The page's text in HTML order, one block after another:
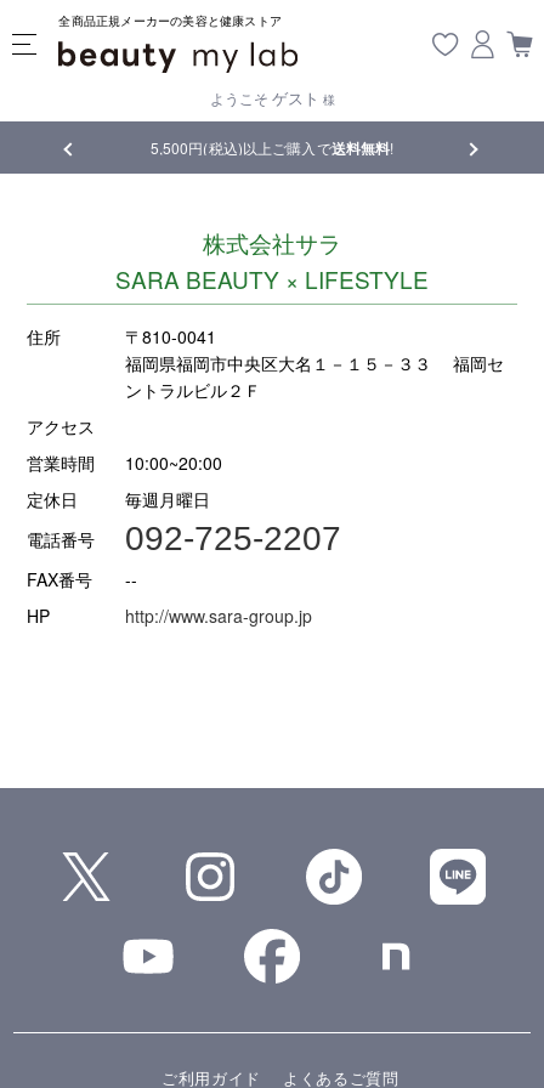
全商品正規メーカーの美容と健康ストア
ようこそ ゲスト 様
5,500円(税込)以上ご購入で 送料無料! 【重要】熊本地震
株式会社サラ
SARA BEAUTY × LIFESTYLE
住所
〒810-0041
福岡県福岡市中央区大名１－１５－３３ 福岡セ
ントラルビル２Ｆ
アクセス
営業時間
10:00~20:00
定休日
毎週月曜日
電話番号
092-725-2207
FAX番号
--
HP
http://www.sara-group.jp
ご利用ガイド よくあるご質問